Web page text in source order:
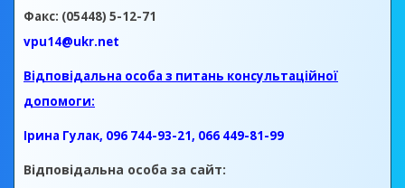
Факс: (05448) 5-12-71
vpu14@ukr.net
Відповідальна особа з питань консультаційної
допомоги:
Ірина Гулак, 096 744-93-21, 066 449-81-99
Відповідальна особа за сайт: